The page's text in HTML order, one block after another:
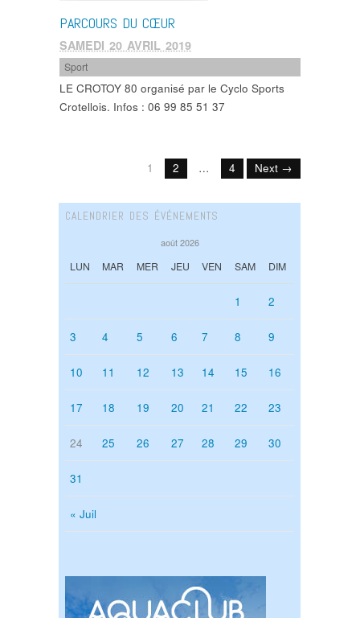
PARCOURS DU CŒUR
SAMEDI 20 AVRIL 2019
Sport
LE CROTOY 80 organisé par le Cyclo Sports
Crotellois. Infos : 06 99 85 51 37
1 2 … 4 Next →
CALENDRIER DES ÉVÉNEMENTS
août 2026
LUN MAR MER JEU VEN SAM DIM
« Juil
1 2
3 4 5 6 7 8 9
10 11 12 13 14 15 16
17 18 19 20 21 22 23
24 25 26 27 28 29 30
31